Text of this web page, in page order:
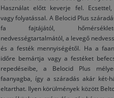
Használat előtt keverje fel. Ecsettel,
vagy folyatással. A Belocid Plus
fa fajtájától,
nedvességtartalmától, a levegő
és a festék mennyiségétől. Ha a
időre bemártja vagy a festéket
repedéseibe, a Belocid Plus
faanyagba, így a száradás akár két-
eltarthat. Ilyen körülmények között